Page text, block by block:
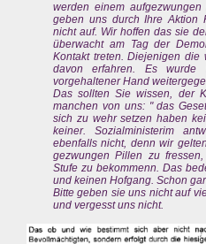
werden einem
geben uns durch Ihre Aktion
nicht auf. Wir hoffen das sie
überwacht am Tag der
Kontakt treten. Diejenigen die
davon erfahren. Es wurde
vorgehaltener Hand
Das sollten Sie wissen, der
manchen von uns: " das
sich zu wehr setzen haben
keiner. Sozialministerim
ebenfalls nicht, denn wir
gezwungen Pillen zu
Stufe zu bekommenn. Das
und keinen Hofgang. Schon
Bitte geben sie uns nicht auf
und vergesst uns nicht.